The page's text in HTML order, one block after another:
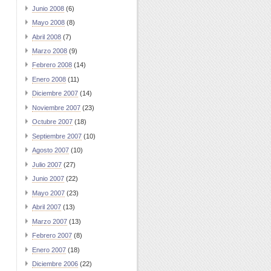
Junio 2008 (6)
Mayo 2008 (8)
Abril 2008 (7)
Marzo 2008 (9)
Febrero 2008 (14)
Enero 2008 (11)
Diciembre 2007 (14)
Noviembre 2007 (23)
Octubre 2007 (18)
Septiembre 2007 (10)
Agosto 2007 (10)
Julio 2007 (27)
Junio 2007 (22)
Mayo 2007 (23)
Abril 2007 (13)
Marzo 2007 (13)
Febrero 2007 (8)
Enero 2007 (18)
Diciembre 2006 (22)